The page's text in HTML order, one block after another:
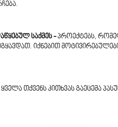
საქმეს -პროექტებს,
იქნებით
ყველა თქვენს კითხვას გაეცემა